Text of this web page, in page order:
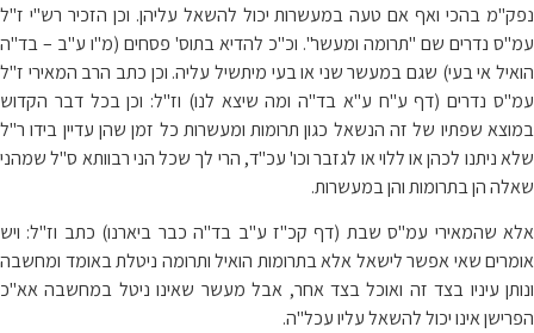
נפק"מ בהכי ואף אם טעה במעשרות יכול להשאל עליהן. וכן הזכיר רש"י ז"ל
עמ"ס נדרים שם "תרומה ומעשר". וכ"כ להדיא בתוס' פסחים (מ"ו ע"ב – בד"ה
הואיל אי בעי) שגם במעשר שני או בעי מיתשיל עליה. וכן כתב הרב המאירי ז"ל
עמ"ס נדרים (דף ע"ח ע"א בד"ה ומה שיצא לנו) וז"ל: וכן בכל דבר הקדוש
במוצא שפתיו של זה הנשאל כגון תרומות ומעשרות כל זמן שהן עדיין בידו ר"ל
שלא ניתנו לכהן או ללוי או לגזבר וכו' עכ"ד, הרי לך שכל הני רבוותא ס"ל שמהני
שאלה הן בתרומות והן במעשרות.
אלא שהמאירי עמ"ס שבת (דף קכ"ז ע"ב בד"ה כבר ביארנו) כתב וז"ל: ויש
אומרים שאי אפשר לישאל אלא בתרומות הואיל ותרומה ניטלת באומד ומחשבה
ונותן עיניו בצד זה ואוכל בצד אחר, אבל מעשר שאינו ניטל במחשבה אא"כ
הפרישן אינו יכול להשאל עליו עכל"ה.